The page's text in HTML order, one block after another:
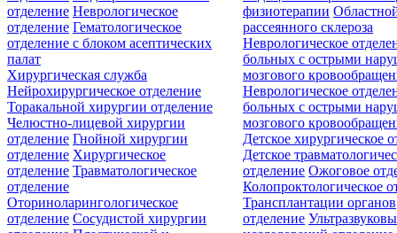
отделение Неврологическое
отделение Гематологическое
отделение c блоком асептических
палат
физиотерапии
рассеянного склероза
Неврологическое
больных с острыми
мозгового
Неврологическое
больных с острыми
мозгового
Хирургическая служба
Нейрохирургическое отделение
Торакальной хирургии отделение
Челюстно-лицевой хирургии
отделение Гнойной хирургии
отделение Хирургическое
отделение Травматологическое
отделение
Оториноларингологическое
отделение Сосудистой хирургии
Детское хирургическое
Детское
отделение Ожоговое
Колопроктологическое
Трансплантации органов
отделение